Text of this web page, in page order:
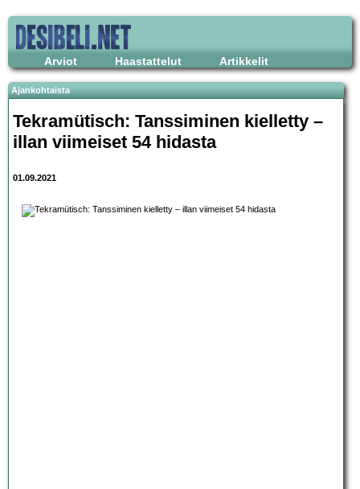
Arviot Haastattelut Artikkelit
Ajankohtaista
Tekramütisch: Tanssiminen kielletty –
illan viimeiset 54 hidasta
01.09.2021